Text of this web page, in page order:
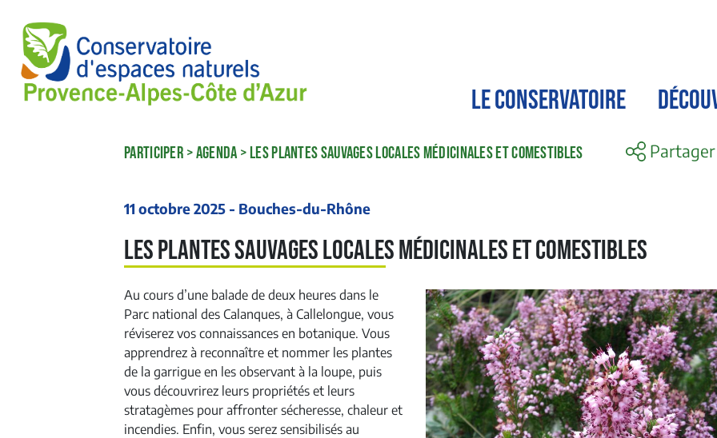
LE CONSERVATOIRE
PARTICIPER >AGENDA >LES PLANTES SAUVAGES LOCALES MÉDICINALES ET COMESTIBLES Partager
11 octobre 2025 - Bouches-du-Rhône
Les plantes sauvages locales médicinales et comestibles
Au cours d’une balade de deux heures dans le
Parc national des Calanques, à Callelongue, vous
réviserez vos connaissances en botanique. Vous
apprendrez à reconnaître et nommer les plantes
de la garrigue en les observant à la loupe, puis
vous découvrirez leurs propriétés et leurs
stratagèmes pour affronter sécheresse, chaleur et
incendies. Enfin, vous serez sensibilisés au